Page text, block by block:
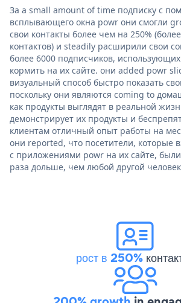
За a small amount of time подписку с
всплывающего окна powr они смогли
свои контакты более чем на 250%
контактов) и steadily расширили свои
более 6000 подписчиков,
кормить на их сайте. они added powr
визуальный способ быстро показать
поскольку они являются coming to
как продукты выглядят в реальной
демонстрирует их продукты и
клиентам отличный опыт работы на
они reported, что посетители, которые
с приложениями powr на их сайте,
раза дольше, чем любой другой
рост в 250%